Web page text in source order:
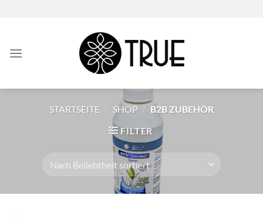
STARTSEITE / SHOP / B2B ZUBEHÖR
FILTER